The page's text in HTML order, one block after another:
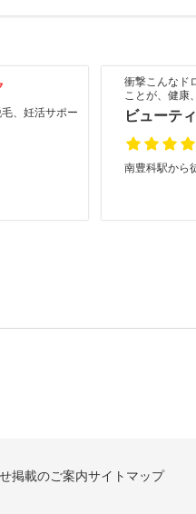
、妊活サポー
衝撃こんなド
ことが、健康
ビューテ
南豊科駅から
掲載のご案内サイトマップ